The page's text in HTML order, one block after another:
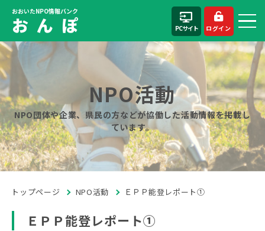
おおいたNPO情報バンク
お ん ぽ PCサイト ログイン
NPO活動
NPO団体や企業、県民の方などが協働した活動情報を掲載し
ています。
トップページ NPO活動 ＥＰＰ能登レポート①
ＥＰＰ能登レポート①